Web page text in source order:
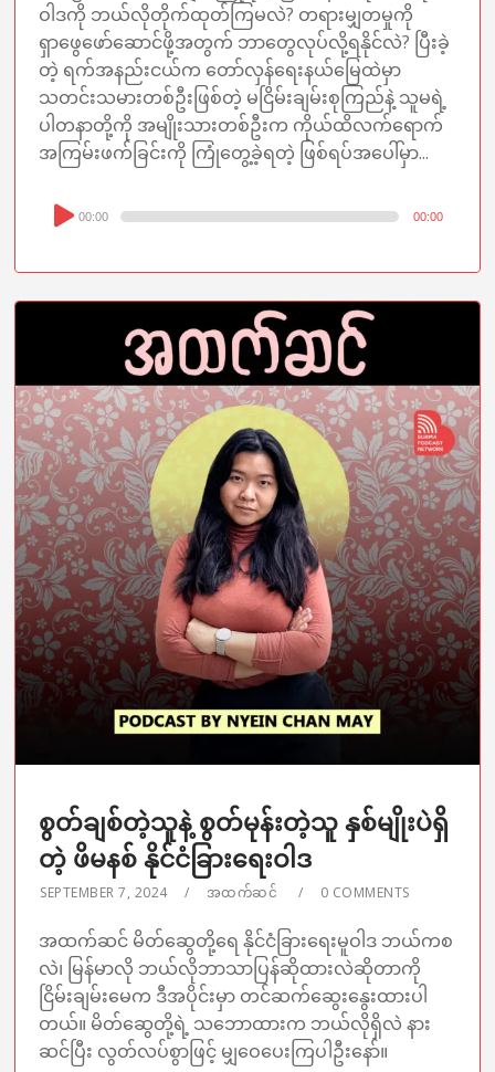
ဝါဒကို ဘယ်လိုတိုက်ထုတ်ကြမလဲ? တရားမျှတမှုကို
ရှာဖွေဖော်ဆောင်ဖို့အတွက် ဘာတွေလုပ်လို့ရနိုင်လဲ? ပြီးခဲ့
တဲ့ ရက်အနည်းငယ်က တော်လှန်ရေးနယ်မြေထဲမှာ
သတင်းသမားတစ်ဦးဖြစ်တဲ့ မငြိမ်းချမ်းစုကြည်နဲ့ သူမရဲ့
ပါတနာတို့ကို အမျိုးသားတစ်ဦးက ကိုယ်ထိလက်ရောက်
အကြမ်းဖက်ခြင်းကို ကြုံတွေ့ခဲ့ရတဲ့ ဖြစ်ရပ်အပေါ်မှာ...
Audio
Player
00:00 00:00
စွတ်ချစ်တဲ့သူနဲ့ စွတ်မုန်းတဲ့သူ နှစ်မျိုးပဲရှိ
တဲ့ ဖိမနစ် နိုင်ငံခြားရေးဝါဒ
SEPTEMBER 7, 2024 အထက်ဆင် 0 COMMENTS
အထက်ဆင် မိတ်ဆွေတို့ရေ နိုင်ငံခြားရေးမူဝါဒ ဘယ်ကစ
လဲ၊ မြန်မာလို ဘယ်လိုဘာသာပြန်ဆိုထားလဲဆိုတာကို
ငြိမ်းချမ်းမေက ဒီအပိုင်းမှာ တင်ဆက်ဆွေးနွေးထားပါ
တယ်။ မိတ်ဆွေတို့ရဲ့ သဘောထားက ဘယ်လိုရှိလဲ နား
ဆင်ပြီး လွတ်လပ်စွာဖြင့် မျှဝေပေးကြပါဦးနော်။